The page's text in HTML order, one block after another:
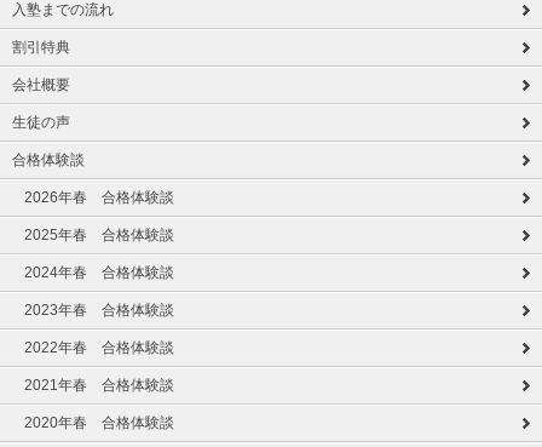
入塾までの流れ
割引特典
会社概要
生徒の声
合格体験談
2026年春 合格体験談
2025年春 合格体験談
2024年春 合格体験談
2023年春 合格体験談
2022年春 合格体験談
2021年春 合格体験談
2020年春 合格体験談